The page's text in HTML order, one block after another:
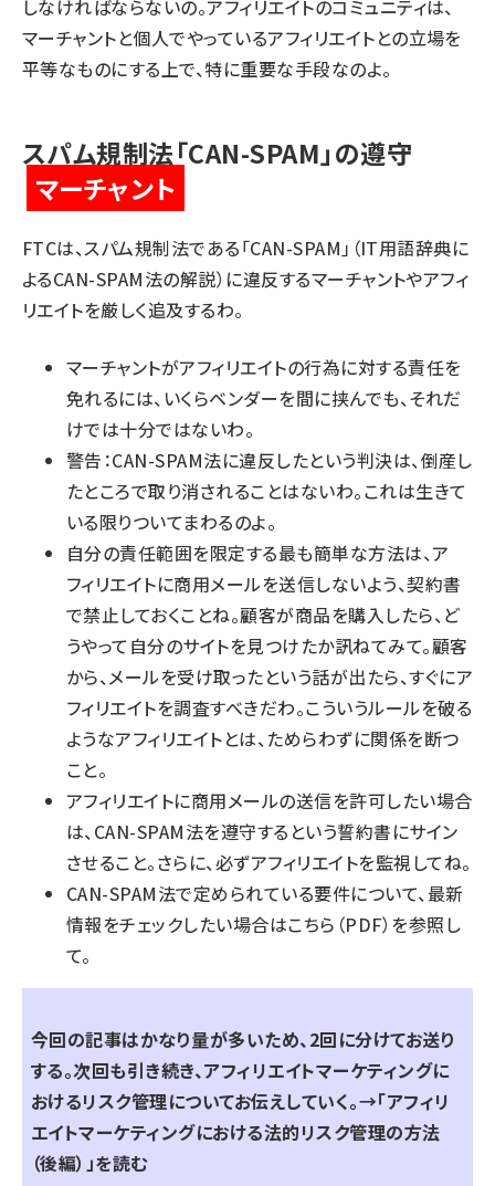
しなければならないの。アフィリエイトのコミュニティは、
マーチャントと個人でやっているアフィリエイトとの立場を
平等なものにする上で、特に重要な手段なのよ。
スパム規制法「CAN-SPAM」の遵守
マーチャント
FTCは、スパム規制法である「CAN-SPAM」（IT用語辞典に
よるCAN-SPAM法の解説）に違反するマーチャントやアフィ
リエイトを厳しく追及するわ。
マーチャントがアフィリエイトの行為に対する責任を
免れるには、いくらベンダーを間に挟んでも、それだ
けでは十分ではないわ。
警告：CAN-SPAM法に違反したという判決は、倒産し
たところで取り消されることはないわ。これは生きて
いる限りついてまわるのよ。
自分の責任範囲を限定する最も簡単な方法は、ア
フィリエイトに商用メールを送信しないよう、契約書
で禁止しておくことね。顧客が商品を購入したら、ど
うやって自分のサイトを見つけたか訊ねてみて。顧客
から、メールを受け取ったという話が出たら、すぐにア
フィリエイトを調査すべきだわ。こういうルールを破る
ようなアフィリエイトとは、ためらわずに関係を断つ
こと。
アフィリエイトに商用メールの送信を許可したい場合
は、CAN-SPAM法を遵守するという誓約書にサイン
させること。さらに、必ずアフィリエイトを監視してね。
CAN-SPAM法で定められている要件について、最新
情報をチェックしたい場合はこちら（PDF） を参照し
て。
今回の記事はかなり量が多いため、2回に分けてお送り
する。次回も引き続き、アフィリエイトマーケティングに
おけるリスク管理についてお伝えしていく。→「アフィリ
エイトマーケティングにおける法的リスク管理の方法
（後編）」を読む